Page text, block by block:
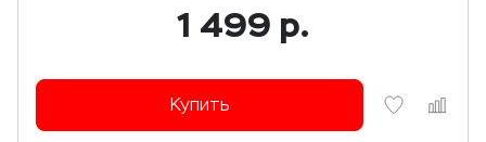
1 499 р.
Купить